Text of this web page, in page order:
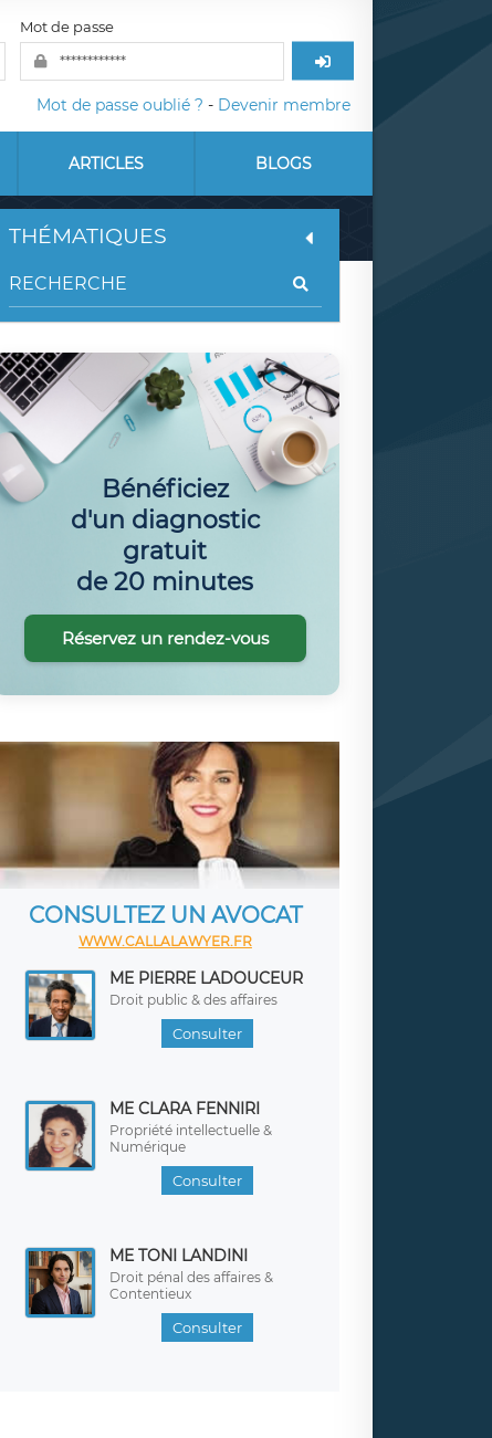
Mot de passe
Mot de passe oublié ? - Devenir membre
ARTICLES BLOGS
THÉMATIQUES
Bénéficiez
d'un diagnostic
gratuit
de 20 minutes
Réservez un rendez-vous
CONSULTEZ UN AVOCAT
WWW.CALLALAWYER.FR
ME PIERRE LADOUCEUR
Droit public & des affaires
Consulter
ME CLARA FENNIRI
Propriété intellectuelle &
Numérique
Consulter
ME TONI LANDINI
Droit pénal des affaires &
Contentieux
Consulter